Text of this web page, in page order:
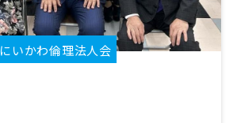
にいかわ倫理法人会